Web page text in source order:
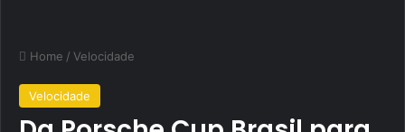
Home / Velocidade
Velocidade